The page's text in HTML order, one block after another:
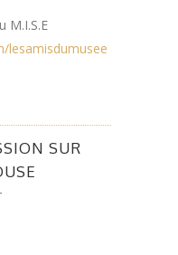
M.I.S.E
lesamisdumusee
SUR